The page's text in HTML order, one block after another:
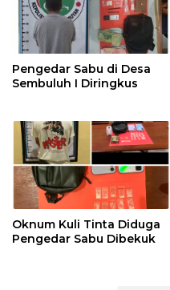
Pengedar Sabu di Desa
Sembuluh I Diringkus
Oknum Kuli Tinta Diduga
Pengedar Sabu Dibekuk